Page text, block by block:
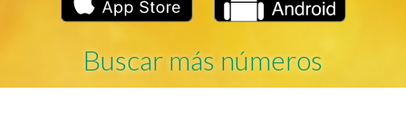
Buscar más números